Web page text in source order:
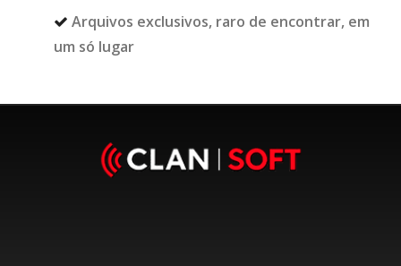
Arquivos exclusivos, raro de encontrar, em
um só lugar